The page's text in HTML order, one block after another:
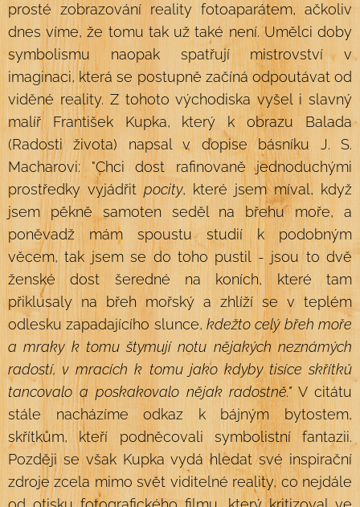
prosté zobrazování reality fotoaparátem, ačkoliv
dnes víme, že tomu tak už také není. Umělci doby
symbolismu naopak spatřují mistrovství v
imaginaci, která se postupně začíná odpoutávat od
viděné reality. Z tohoto východiska vyšel i slavný
malíř František Kupka, který k obrazu Balada
(Radosti života) napsal v dopise básníku J. S.
Macharovi: "Chci dost rafinovaně jednoduchými
prostředky vyjádřit pocity, které jsem míval, když
jsem pěkně samoten seděl na břehu moře, a
poněvadž mám spoustu studií k podobným
věcem, tak jsem se do toho pustil - jsou to dvě
ženské dost šeredné na koních, které tam
přiklusaly na břeh mořský a zhlíží se v teplém
odlesku zapadajícího slunce, kdežto celý břeh moře
a mraky k tomu štymují notu nějakých neznámých
radostí, v mracích k tomu jako kdyby tisíce skřítků
tancovalo a poskakovalo nějak radostně." V citátu
stále nacházíme odkaz k bájným bytostem,
skřítkům, kteří podněcovali symbolistní fantazii.
Později se však Kupka vydá hledat své inspirační
zdroje zcela mimo svět viditelné reality, co nejdále